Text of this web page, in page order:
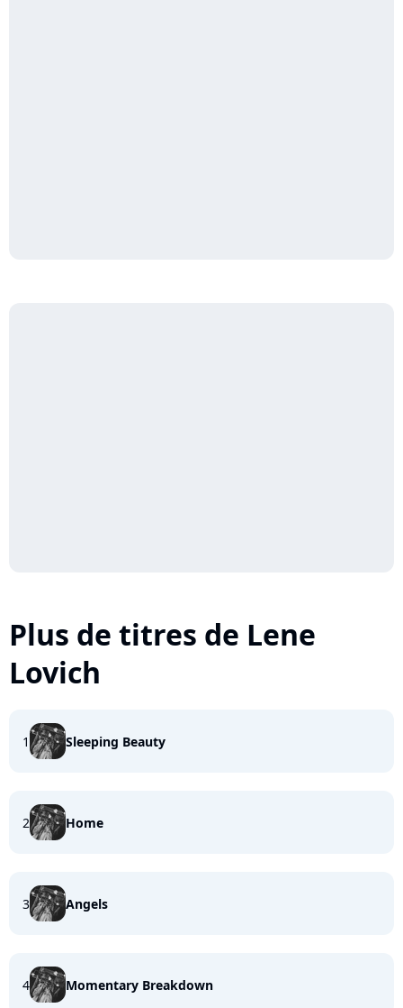
Plus de titres de Lene
Lovich
1 Sleeping Beauty
2 Home
3 Angels
4 Momentary Breakdown